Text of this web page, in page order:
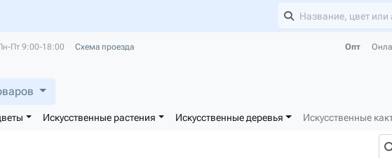
Пт 9:00-18:00 Схема проезда Опт
Искусственные растения Искусственные деревья Искусственные